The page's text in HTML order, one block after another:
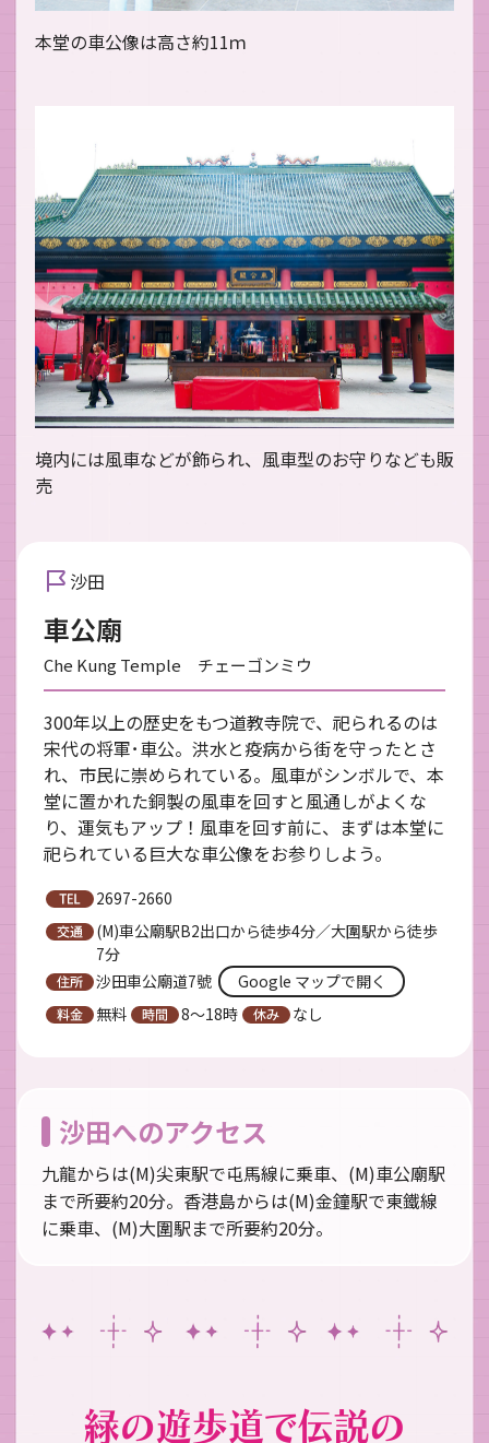
本堂の車公像は高さ約11ｍ
境内には風車などが飾られ、風車型のお守りなども販
売
沙田
車公廟
Che Kung Temple チェーゴンミウ
300年以上の歴史をもつ道教寺院で、祀られるのは
宋代の将軍･車公。洪水と疫病から街を守ったとさ
れ、市民に崇められている。風車がシンボルで、本
堂に置かれた銅製の風車を回すと風通しがよくな
り、運気もアップ！風車を回す前に、まずは本堂に
祀られている巨大な車公像をお参りしよう。
2697-2660
(M)車公廟駅B2出口から徒歩4分／大圍駅から徒歩
7分
沙田車公廟道7號
Google マップで開く
無料
8～18時 なし
沙田へのアクセス
九龍からは(M)尖東駅で屯馬線に乗車、(M)車公廟駅
まで所要約20分。香港島からは(M)金鐘駅で東鐵線
に乗車、(M)大圍駅まで所要約20分。